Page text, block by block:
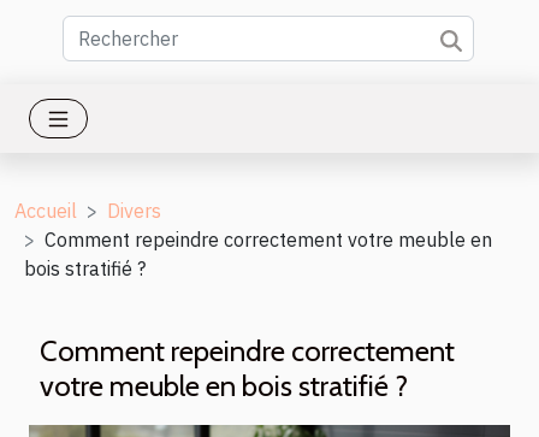
Accueil
Divers
Comment repeindre correctement votre meuble en
bois stratifié ?
Comment repeindre correctement
votre meuble en bois stratifié ?